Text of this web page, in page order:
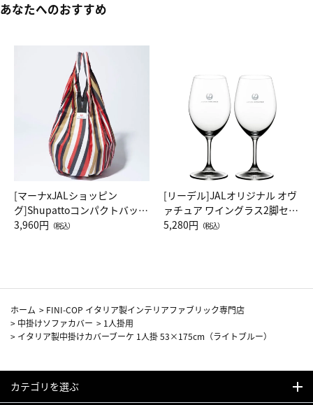
あなたへのおすすめ
[マーナxJALショッピン
グ]Shupattoコンパクトバッグ
Drop JAL客室乗務員（LC）ス
3,960円 （税込）
[リーデル]JALオリジナル オヴ
ァチュア ワイングラス2脚セッ
ト（レッドワイン）
5,280円 （税込）
ホーム > FINI-COP イタリア製インテリアファブリック専門店
> 中掛けソファカバー > 1人掛用
> イタリア製中掛けカバーブーケ 1人掛 53×175cm（ライトブルー）
カテゴリを選ぶ